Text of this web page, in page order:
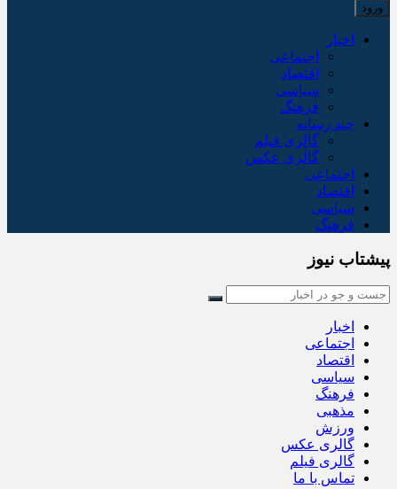
اخبار
اجتماعی
اقتصاد
سیاسی
فرهنگ
چند رسانه
گالری فیلم
گالری عکس
اجتماعی
اقتصاد
سیاسی
فرهنگ
پیشتاب نیوز
اخبار
اجتماعی
اقتصاد
سیاسی
فرهنگ
مذهبی
ورزش
گالری عکس
گالری فیلم
تماس با ما